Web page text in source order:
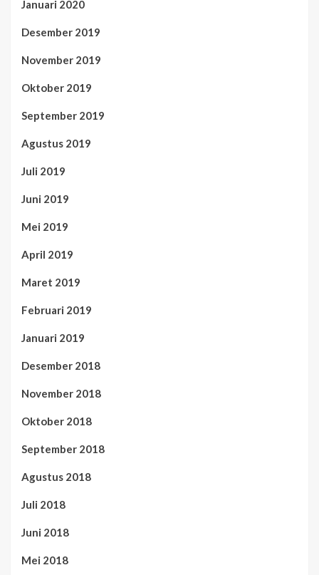
Januari 2020
Desember 2019
November 2019
Oktober 2019
September 2019
Agustus 2019
Juli 2019
Juni 2019
Mei 2019
April 2019
Maret 2019
Februari 2019
Januari 2019
Desember 2018
November 2018
Oktober 2018
September 2018
Agustus 2018
Juli 2018
Juni 2018
Mei 2018